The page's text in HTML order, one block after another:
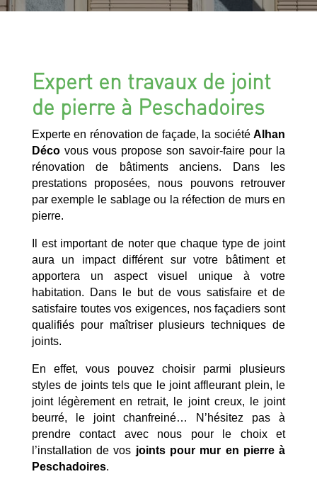
Expert en travaux de joint
de pierre à Peschadoires
Experte en rénovation de façade, la sociétéAlhan
Décovous vous propose son savoir-faire pour la
rénovation de bâtiments anciens. Dans les
prestations proposées, nous pouvons retrouver
par exemple le sablage ou la réfection de murs en
pierre.
Il est important de noter que chaque type de joint
aura un impact différent sur votre bâtiment et
apportera un aspect visuel unique à votre
habitation. Dans le but de vous satisfaire et de
satisfaire toutes vos exigences, nos façadiers sont
qualifiés pour maîtriser plusieurs techniques de
joints.
En effet, vous pouvez choisir parmi plusieurs
styles de joints tels que le joint affleurant plein, le
joint légèrement en retrait, le joint creux, le joint
beurré, le joint chanfreiné… N’hésitez pas à
prendre contact avec nous pour le choix et
l’installation de vos joints pour mur en pierre à
Peschadoires.